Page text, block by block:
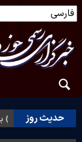
حدیث روز
حضرت زهرا(س) برای